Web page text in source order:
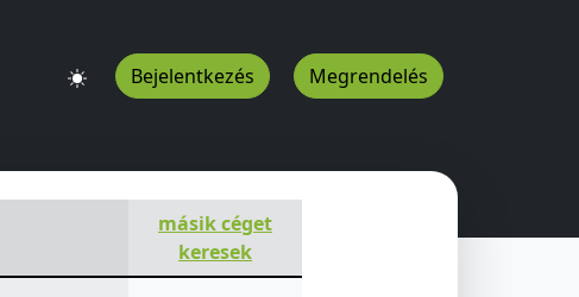
Bejelentkezés Megrendelés
másik céget
keresek